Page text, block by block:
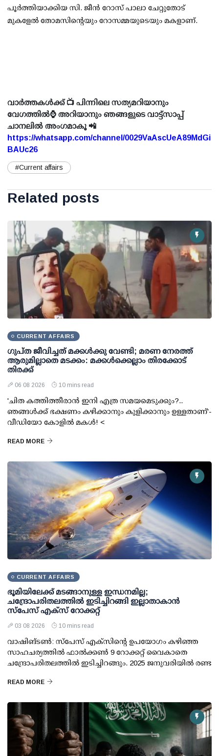
പൂര്‍ത്തിയാക്കിയ സി. ജീന്‍ റോസ് പാലാ ചേറ്റുതോട്
മുകളേല്‍ തോമസിന്റെയും റോസമ്മയുടെയും മകളാണ്.
വാർത്തകൾക്ക് 📺 പിന്നിലെ സത്യമറിയാനും
വേഗത്തിൽ⌚ അറിയാനും ഞങ്ങളുടെ വാട്ട്സാപ്പ്
ചാനലിൽ അംഗമാകൂ 📲
https://whatsapp.com/channel/0029VaAscUeA89MdGi
BAUc26
#Current affairs
Related posts
CURRENT AFFAIRS
ഗുപ്ത ജീവിച്ചത് മക്കള്‍ക്കു വേണ്ടി; മരണ നേരത്ത്
ആരുമില്ലാതെ മടക്കം: മക്കള്‍ക്കെല്ലാം തിരക്കോട്
തിരക്ക്
06 08 2026 10 mins read
'ചിത കത്തിത്തീരാന്‍ ഇനി എത്ര സമയമെടുക്കും?..
ഞങ്ങള്‍ക്ക് ഭക്ഷണം കഴിക്കാനും കുളിക്കാനും ഉള്ളതാണ്'-
വീഡിയോ കോളില്‍ മകള്‍! <
READ MORE
CURRENT AFFAIRS
ഭൂമിയിലേക്ക് മടങ്ങാനുള്ള ഇന്ധനമില്ല;
ചന്ദ്രോപരിതലത്തില്‍ ഇടിച്ചിറങ്ങി ഇല്ലാതാകാന്‍
സ്പേസ് എക്‌സ് റോക്കറ്റ്
03 08 2026 10 mins read
വാഷിങ്ടണ്‍: സ്പേസ് എക്‌സിന്റെ ഉപയോഗം കഴിഞ്ഞ
സാഹചര്യത്തില്‍ ഫാല്‍ക്കണ്‍ 9 റോക്കറ്റ് വൈകാതെ
ചന്ദ്രോപരിതലത്തില്‍ ഇടിച്ചിറങ്ങും. 2025 ജനുവരിയില്‍ രണ്ട
READ MORE